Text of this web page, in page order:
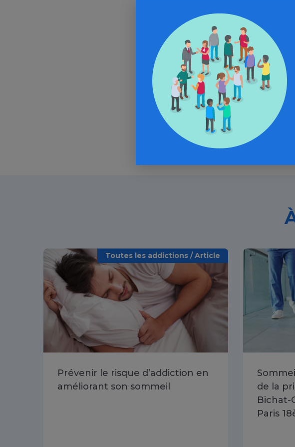
Aller plus loin
Informations,
Toutes les addictions / Article
Prévenir le risque d’addiction en
améliorant son sommeil
de la
Bichat-
Paris